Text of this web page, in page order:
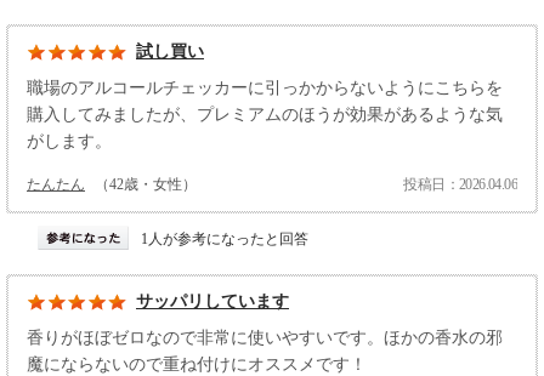
試し買い
職場のアルコールチェッカーに引っかからないようにこちらを
購入してみましたが、プレミアムのほうが効果があるような気
がします。
たんたん （42歳・女性） 投稿日：2026.04.06
1人が参考になったと回答
サッパリしています
香りがほぼゼロなので非常に使いやすいです。ほかの香水の邪
魔にならないので重ね付けにオススメです！